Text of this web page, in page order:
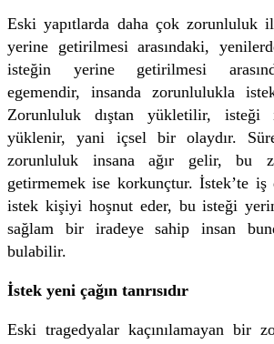
Eski yapıtlarda daha çok zorunluluk
yerine getirilmesi arasındaki,
isteğin yerine getirilmesi
egemendir, insanda zorunlulukla
Zorunluluk dıştan yükletilir, isteği
yüklenir, yani içsel bir olaydır.
zorunluluk insana ağır gelir, bu
getirmemek ise korkunçtur. İstek’te
istek kişiyi hoşnut eder, bu isteği
sağlam bir iradeye sahip insan
bulabilir.
İstek yeni çağın tanrısıdır
Eski tragedyalar kaçınılamayan bir